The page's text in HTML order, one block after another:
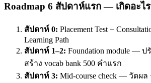
Roadmap 6 สัปดาห์แรก — เกิดอะไ
สัปดาห์ 0: Placement Test +
Learning Path
สัปดาห์ 1–2: Foundation module — ป
สร้าง vocab bank 500 คำแรก
สัปดาห์ 3: Mid-course check — วัดผล